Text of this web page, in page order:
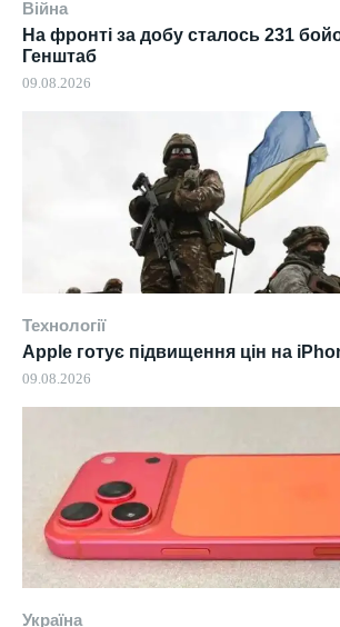
Війна
На фронті за добу сталось 231
Генштаб
09.08.2026
Технології
Apple готує підвищення цін на
09.08.2026
Україна